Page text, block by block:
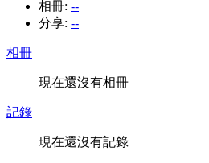
相冊: --
分享: --
相冊
現在還沒有相冊
記錄
現在還沒有記錄